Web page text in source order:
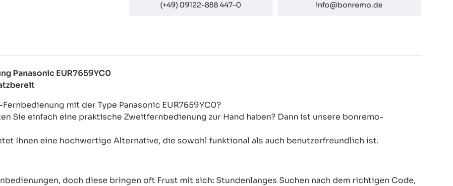
(+49) 09122-888 447-0 info@bonremo.de
Panasonic EUR7659YC0
mit der Type Panasonic EUR7659YC0?
Sie einfach eine praktische Zweitfernbedienung zur Hand haben? Dann ist unsere bonremo-
Ihnen eine hochwertige Alternative, die sowohl funktional als auch benutzerfreundlich ist.
doch diese bringen oft Frust mit sich: Stundenlanges Suchen nach dem richtigen Code,